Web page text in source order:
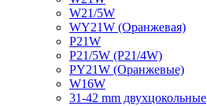
W21/5W
WY21W (Оранжевая)
P21W
P21/5W (P21/4W)
PY21W (Оранжевые)
W16W
31-42 mm двухцокольные